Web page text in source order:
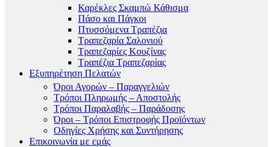
Καρέκλες Σκαμπώ Κάθισμα
Πάσο και Πάγκοι
Πτυσσόμενα Τραπέζια
Τραπεζαρία Σαλονιού
Τραπεζαρίες Κουζίνας
Τραπέζια Τραπεζαρίας
Εξυπηρέτηση Πελατών
Όροι Αγορών – Παραγγελιών
Τρόποι Πληρωμής – Αποστολής
Τρόποι Παραλαβής – Παράδοσης
Όροι – Τρόποι Επιστροφής Προϊόντων
Οδηγίες Χρήσης και Συντήρησης
Επικοινωνία με εμάς